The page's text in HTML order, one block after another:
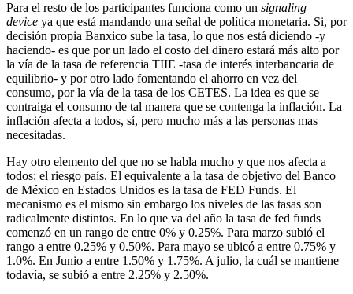
Para el resto de los participantes funciona como un signaling
device ya que está mandando una señal de política monetaria. Si, por
decisión propia Banxico sube la tasa, lo que nos está diciendo -y
haciendo- es que por un lado el costo del dinero estará más alto por
la vía de la tasa de referencia TIIE -tasa de interés interbancaria de
equilibrio- y por otro lado fomentando el ahorro en vez del
consumo, por la vía de la tasa de los CETES. La idea es que se
contraiga el consumo de tal manera que se contenga la inflación. La
inflación afecta a todos, sí, pero mucho más a las personas mas
necesitadas.
Hay otro elemento del que no se habla mucho y que nos afecta a
todos: el riesgo país. El equivalente a la tasa de objetivo del Banco
de México en Estados Unidos es la tasa de FED Funds. El
mecanismo es el mismo sin embargo los niveles de las tasas son
radicalmente distintos. En lo que va del año la tasa de fed funds
comenzó en un rango de entre 0% y 0.25%. Para marzo subió el
rango a entre 0.25% y 0.50%. Para mayo se ubicó a entre 0.75% y
1.0%. En Junio a entre 1.50% y 1.75%. A julio, la cuál se mantiene
todavía, se subió a entre 2.25% y 2.50%.